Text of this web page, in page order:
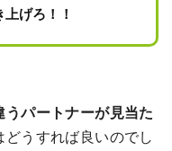
げろ！！
うパートナーが見当た
どうすれば良いのでし